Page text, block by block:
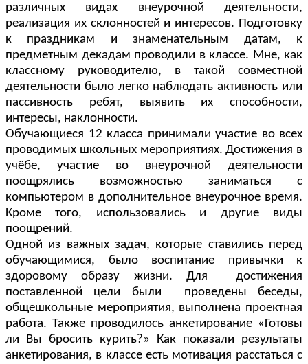
различных видах внеурочной деятельности,
реализация их склонностей и интересов. Подготовку
к праздникам и знаменательным датам, к
предметным декадам проводили в классе. Мне, как
классному руководителю, в такой совместной
деятельности было легко наблюдать активность или
пассивность ребят, выявить их способности,
интересы, наклонности.
Обучающиеся 12 класса принимали участие во всех
проводимых школьных мероприятиях. Достижения в
учёбе, участие во внеурочной деятельности
поощрялись возможностью заниматься с
компьютером в дополнительное внеурочное время.
Кроме того, использовались и другие виды
поощрений.
Одной из важных задач, которые ставились перед
обучающимися, было воспитание привычки к
здоровому образу жизни. Для достижения
поставленной цели были проведены беседы,
общешкольные мероприятия, выполнена проектная
работа. Также проводилось анкетирование «Готовы
ли Вы бросить курить?» Как показали результаты
анкетирования, в классе есть мотивация расстаться с